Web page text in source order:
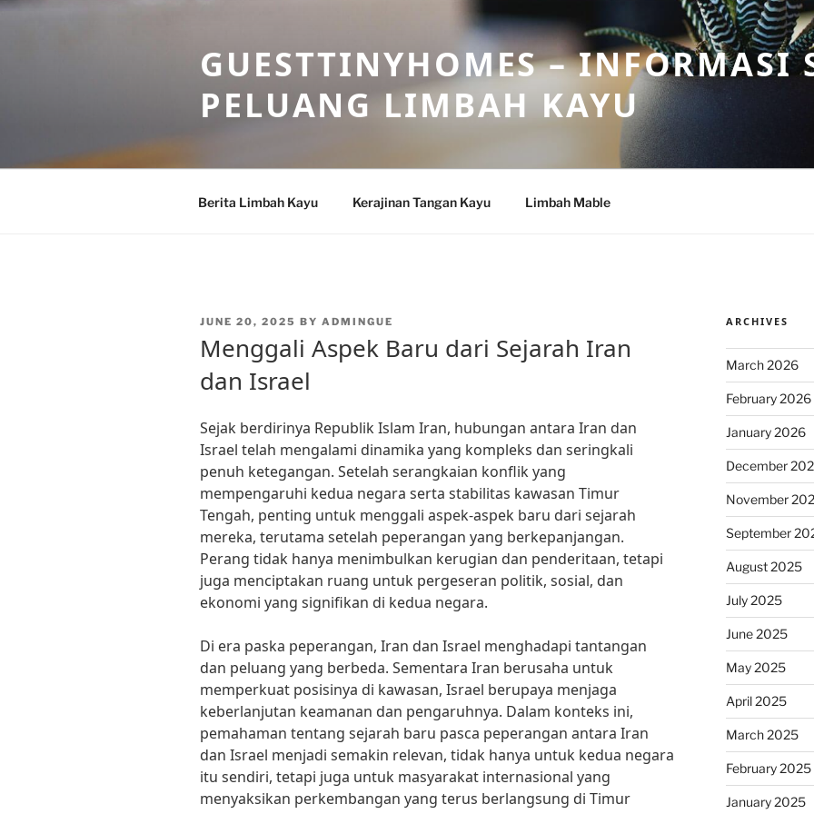
Skip
GUESTTINYHOMES – INFORMASI
PELUANG LIMBAH KAYU
Berita Limbah Kayu Kerajinan Tangan Kayu Limbah Mable
POSTED
JUNE 20, 2025 BY ADMINGUE
Menggali Aspek Baru dari Sejarah Iran
dan Israel
Sejak berdirinya Republik Islam Iran, hubungan antara Iran dan
Israel telah mengalami dinamika yang kompleks dan seringkali
penuh ketegangan. Setelah serangkaian konflik yang
mempengaruhi kedua negara serta stabilitas kawasan Timur
Tengah, penting untuk menggali aspek-aspek baru dari sejarah
mereka, terutama setelah peperangan yang berkepanjangan.
Perang tidak hanya menimbulkan kerugian dan penderitaan, tetapi
juga menciptakan ruang untuk pergeseran politik, sosial, dan
ekonomi yang signifikan di kedua negara.
Di era paska peperangan, Iran dan Israel menghadapi tantangan
dan peluang yang berbeda. Sementara Iran berusaha untuk
memperkuat posisinya di kawasan, Israel berupaya menjaga
keberlanjutan keamanan dan pengaruhnya. Dalam konteks ini,
pemahaman tentang sejarah baru pasca peperangan antara Iran
dan Israel menjadi semakin relevan, tidak hanya untuk kedua negara
itu sendiri, tetapi juga untuk masyarakat internasional yang
menyaksikan perkembangan yang terus berlangsung di Timur
ARCHIVES
March 2026
February 2026
January 2026
December
November
September
August 2025
July 2025
June 2025
May 2025
April 2025
March 2025
February 2025
January 2025